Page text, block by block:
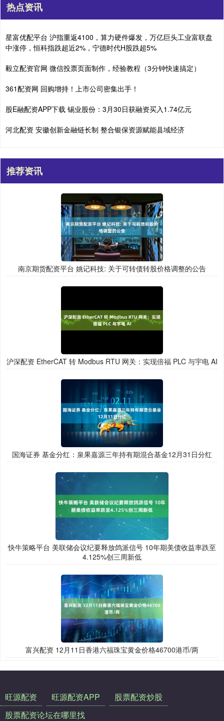
热点资讯
星富优配平台 沪指重返4100，算力硬件爆发，万亿巨头工业富联盘
中涨停，恒科指跌超近2%，宁德时代H股跌超5%
毅立配资官网 微信投票页面制作，经验教程（3分钟快速搞定）
361配资网 回购增持！上市公司密集出手！
股E融配资APP下载 锡业股份：3月30日获融资买入1.74亿元
河北配资 安徽创新金融链长制 整合银保资源赋能县域经济
推荐资讯
南京期货配资平台 姚记科技: 关于可转债转股价格调整的公告
沪深配资 EtherCAT 转 Modbus RTU 网关：实现倍福 PLC 与宇电 AI
国海证券 基金分红：泉果嘉源三年持有期混合基金12月31日分红
快牛策略平台 美联储会议纪要释放鸽派信号 10年期美债收益率跌至
4.125%创三周新低
富兴配资 12月11日香港六福珠宝黄金价格46700港币/两
旺源配资 旺源配资APP
股票配资炒股
股票配资论坛在哪里找